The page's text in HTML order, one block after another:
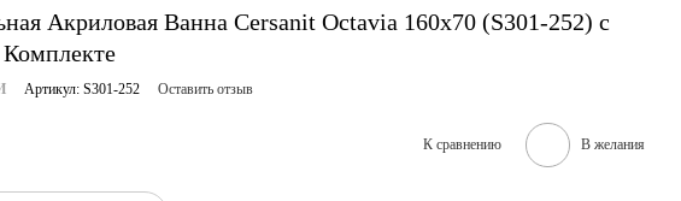
Акриловая Ванна Cersanit Octavia 160x70 (S301-252) с
Артикул: S301-252 Оставить отзыв
К сравнению В желания